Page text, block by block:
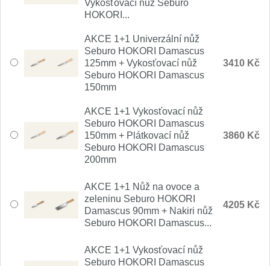
Nože Tojiro Shippu 2
Nože Tojiro Zen 1
Nože Samura
Nože Samura Bamboo 1
Ostřiče nožů V-Sharp
Brousky na nože 9
4
Vykosťovací nůž Seburo
HOKORI...
AKCE 1+1 Univerzální nůž
Seburo HOKORI Damascus
125mm + Vykosťovací nůž
Seburo HOKORI Damascus
150mm
3410 Kč
AKCE 1+1 Vykosťovací nůž
Seburo HOKORI Damascus
150mm + Plátkovací nůž
Seburo HOKORI Damascus
200mm
3860 Kč
AKCE 1+1 Nůž na ovoce a
zeleninu Seburo HOKORI
Damascus 90mm + Nakiri nůž
Seburo HOKORI Damascus...
4205 Kč
AKCE 1+1 Vykosťovací nůž
Seburo HOKORI Damascus